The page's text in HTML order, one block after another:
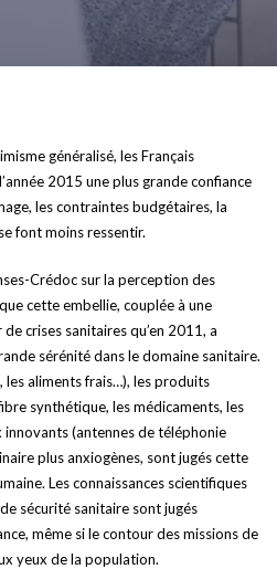
généralisé, les Français
2015 une plus grande confiance
les contraintes budgétaires, la
font moins ressentir.
Crédoc sur la perception des
cette embellie, couplée à une
crises sanitaires qu’en 2011, a
sérénité dans le domaine sanitaire.
les aliments frais…), les produits
synthétique, les médicaments, les
(antennes de téléphonie
plus anxiogènes, sont jugés cette
Les connaissances scientifiques
sécurité sanitaire sont jugés
même si le contour des missions de
yeux de la population.